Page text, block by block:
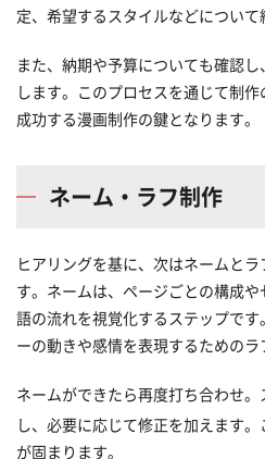
定、希望するスタイルなどについて
また、納期や予算についても確認
します。このプロセスを通じて制作
成功する漫画制作の鍵となります。
ネーム・ラフ制作
ヒアリングを基に、次はネームと
す。ネームは、ページごとの構成
語の流れを視覚化するステップで
ーの動きや感情を表現するためのラ
ネームができたら再度打ち合わせ
し、必要に応じて修正を加えます。
が固まります。